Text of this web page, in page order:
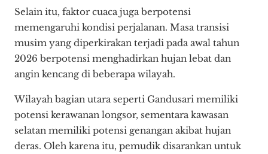
Selain itu, faktor cuaca juga berpotensi
memengaruhi kondisi perjalanan. Masa transisi
musim yang diperkirakan terjadi pada awal tahun
2026 berpotensi menghadirkan hujan lebat dan
angin kencang di beberapa wilayah.
Wilayah bagian utara seperti Gandusari memiliki
potensi kerawanan longsor, sementara kawasan
selatan memiliki potensi genangan akibat hujan
deras. Oleh karena itu, pemudik disarankan untuk